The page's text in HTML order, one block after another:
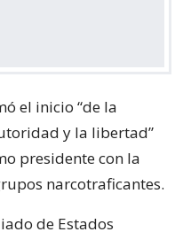
el inicio “de la
y la libertad”
presidente con la
narcotraficantes.
de Estados